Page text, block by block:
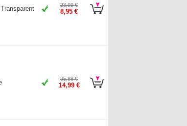
23,99 €
8,95 €
95,88 €
14,99 €